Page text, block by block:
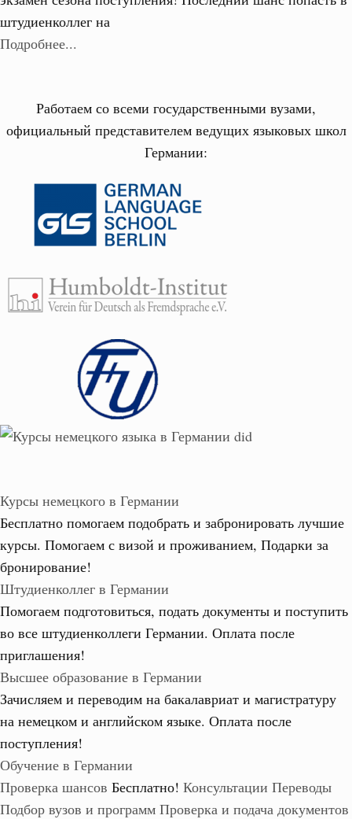
штудиенколлег на
Подробнее...
Работаем со всеми государственными вузами,
официальный представителем ведущих языковых школ
Германии:
Курсы немецкого в Германии
Бесплатно помогаем подобрать и забронировать лучшие
курсы. Помогаем с визой и проживанием, Подарки за
бронирование!
Штудиенколлег в Германии
Помогаем подготовиться, подать документы и поступить
во все штудиенколлеги Германии. Оплата после
приглашения!
Высшее образование в Германии
Зачисляем и переводим на бакалавриат и магистратуру
на немецком и английском языке. Оплата после
поступления!
Обучение в Германии
Проверка шансов Бесплатно! Консультации Переводы
Подбор вузов и программ Проверка и подача документов